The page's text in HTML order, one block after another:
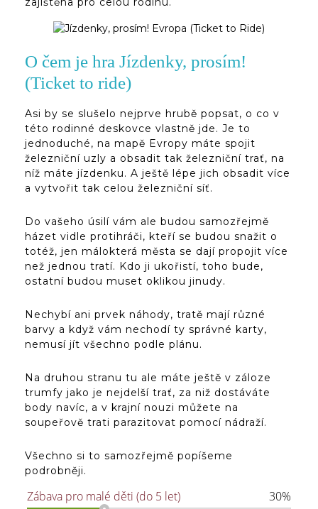
O čem je hra Jízdenky, prosím!
(Ticket to ride)
Asi by se slušelo nejprve hrubě popsat, o co v
této rodinné deskovce vlastně jde. Je to
jednoduché, na mapě Evropy máte spojit
železniční uzly a obsadit tak železniční trať, na
níž máte jízdenku. A ještě lépe jich obsadit více
a vytvořit tak celou železniční síť.
Do vašeho úsilí vám ale budou samozřejmě
házet vidle protihráči, kteří se budou snažit o
totéž, jen málokterá města se dají propojit více
než jednou tratí. Kdo ji ukořistí, toho bude,
ostatní budou muset oklikou jinudy.
Nechybí ani prvek náhody, tratě mají různé
barvy a když vám nechodí ty správné karty,
nemusí jít všechno podle plánu.
Na druhou stranu tu ale máte ještě v záloze
trumfy jako je nejdelší trať, za niž dostáváte
body navíc, a v krajní nouzi můžete na
soupeřově trati parazitovat pomocí nádraží.
Všechno si to samozřejmě popíšeme
podrobněji.
Zábava pro malé děti (do 5 let) 30%